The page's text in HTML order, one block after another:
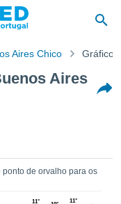
Aires Chico
Aires
de orvalho para os
11°
11°